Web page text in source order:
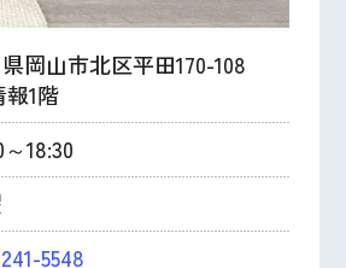
岡山市北区平田170-108
報1階
18:30
5548